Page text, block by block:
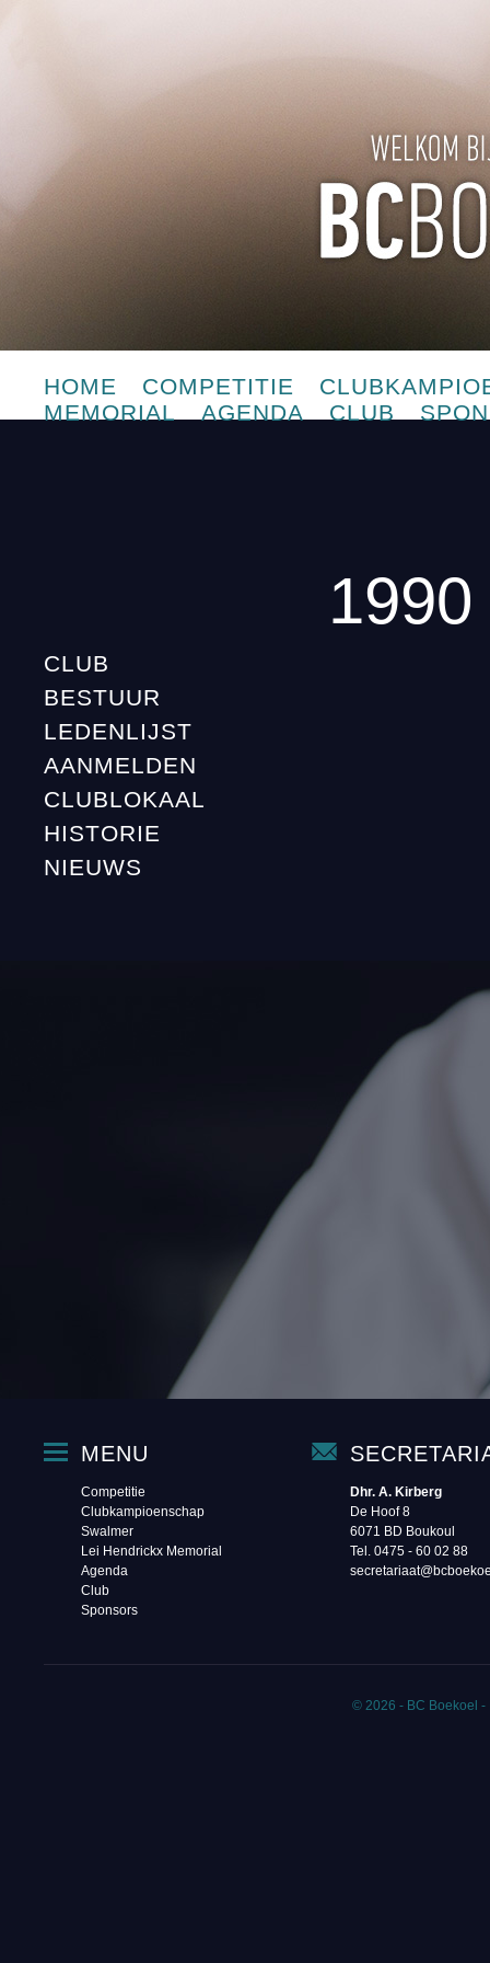
HOME COMPETITIE
MEMORIAL
AGENDA CLUB
CLUB
BESTUUR
LEDENLIJST
AANMELDEN
CLUBLOKAAL
HISTORIE
NIEUWS
1990
MENU
Competitie
Clubkampioenschap
Swalmer
Lei Hendrickx Memorial
Agenda
Club
Sponsors
Dhr. A. Kirberg
De Hoof 8
6071 BD Boukoul
Tel. 0475 - 60 02 88‬
© 2026 - BC Boekoel